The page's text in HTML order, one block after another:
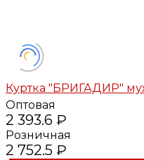
Куртка "БРИГАДИР"
Оптовая
2 393.6 ₽
Розничная
2 752.5 ₽